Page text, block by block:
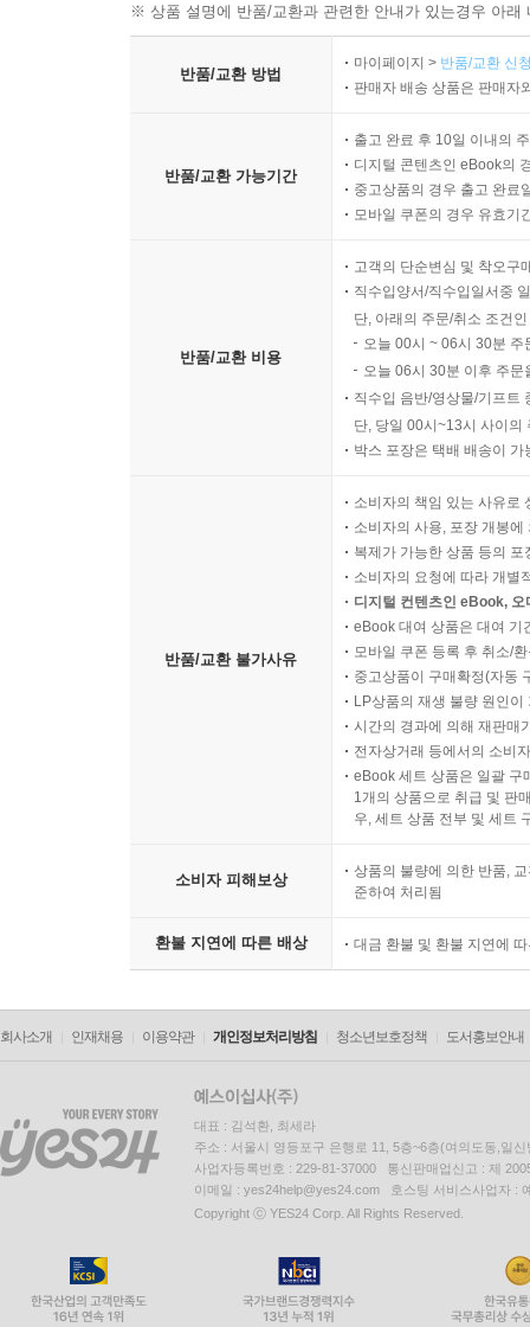
※ 상품 설명에 반품/교환과 관련한 안내가 있는경우 아
반품/교환 방법
마이페이지 > 반품/교환 신
판매자 배송 상품은 판매자
반품/교환 가능기간
출고 완료 후 10일 이내의
디지털 콘텐츠인 eBook의
중고상품의 경우 출고 완료
모바일 쿠폰의 경우 유효기
반품/교환 비용
고객의 단순변심 및 착오구
직수입양서/직수입일서중
단, 아래의 주문/취소 조건
오늘 00시 ~ 06시 30분
오늘 06시 30분 이후 주
직수입 음반/영상물/기프트
단, 당일 00시~13시 사이의
박스 포장은 택배 배송이
반품/교환 불가사유
소비자의 책임 있는 사유로
소비자의 사용, 포장 개봉
복제가 가능한 상품 등의
소비자의 요청에 따라 개별
디지털 컨텐츠인 eBook,
eBook 대여 상품은 대여 기
모바일 쿠폰 등록 후 취소/
중고상품이 구매확정(자동
LP상품의 재생 불량 원인
시간의 경과에 의해 재판매
전자상거래 등에서의 소비
eBook 세트 상품은 일괄 구
1개의 상품으로 취급 및 판
우, 세트 상품 전부 및 세트
소비자 피해보상
상품의 불량에 의한 반품,
준하여 처리됨
환불 지연에 따른 배상 대금 환불 및 환불 지연에
회사소개 인재채용 이용약관 개인정보처리방침 청소년보호정책 도서홍보안내
대표 : 김석환, 최세라
주소 : 서울시 영등포구 은행로 11, 5층~6층(여의도동,일신
사업자등록번호 : 229-81-37000 통신판매업신고 : 제
이메일 : yes24help@yes24.com 호스팅 서비스사업자 :
Copyright ⓒ YES24 Corp. All Rights Reserved.